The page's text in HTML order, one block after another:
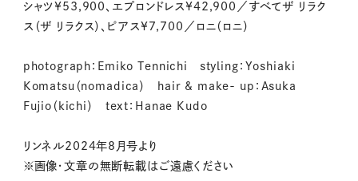
シャツ¥53,900、エプロンドレス¥42,900／すべてザ リラク
ス（ザ リラクス）、ピアス¥7,700／ロニ（ロニ）
photograph：Emiko Tennichi styling：Yoshiaki
Komatsu（nomadica） hair & make- up：Asuka
Fujio（kichi） text：Hanae Kudo
リンネル2024年8月号より
※画像・文章の無断転載はご遠慮ください